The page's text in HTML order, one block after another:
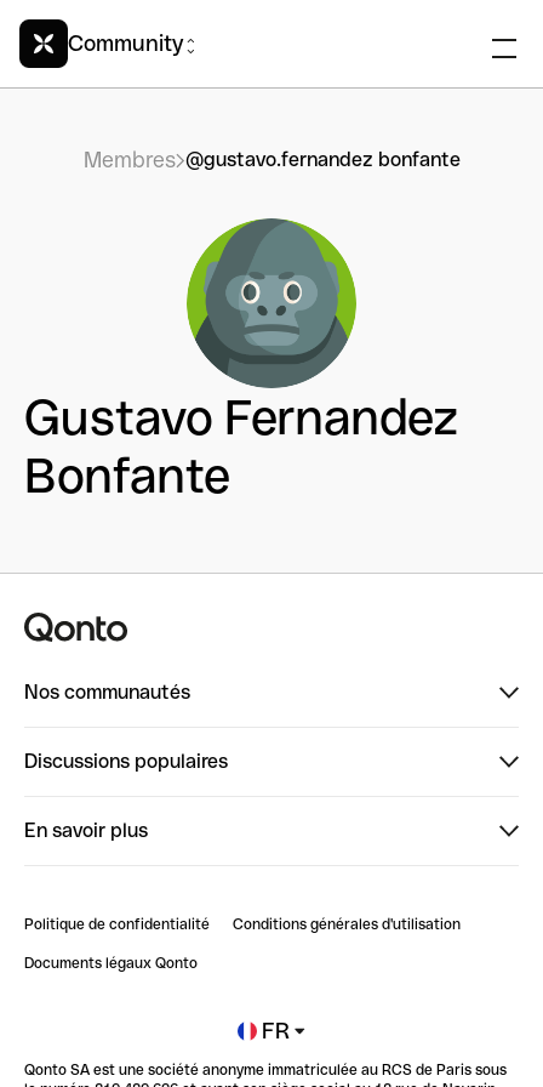
Community
Membres @gustavo.fernandez bonfante
Gustavo Fernandez
Bonfante
Nos communautés
ClubQonto
Discussions populaires
Impact de l'IA sur les carrières/productivité
En savoir plus
Blog
Newsroom
Glossaire finance
Politique de confidentialité Conditions générales d'utilisation
Documents légaux Qonto
FR
Qonto SA est une société anonyme immatriculée au RCS de Paris sous